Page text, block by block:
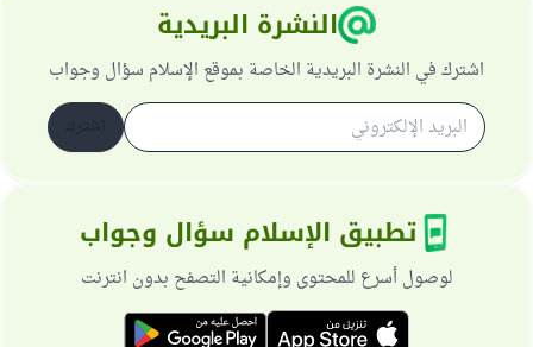
النشرة البريدية
اشترك في النشرة البريدية الخاصة بموقع الإسلام سؤال وجواب
تطبيق الإسلام سؤال وجواب
لوصول أسرع للمحتوى وإمكانية التصفح بدون انترنت